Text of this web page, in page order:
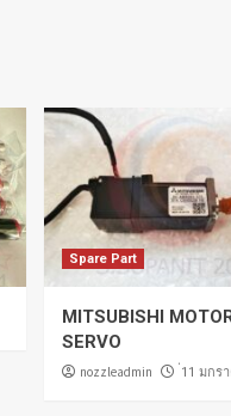
Spare Part
MITSUBISHI
SERVO
nozzleadmin 11 มกร